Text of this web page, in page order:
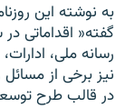
به نوشته اين
گفته« اقداماتى
رسانه ملى،
نيز برخى از
در قالب طرح